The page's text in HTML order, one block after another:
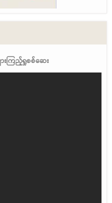
းကြည့်ရှုစစ်ဆေး